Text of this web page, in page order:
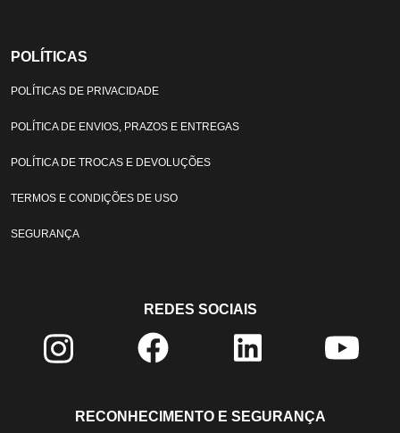
POLÍTICAS
POLÍTICAS DE PRIVACIDADE
POLÍTICA DE ENVIOS, PRAZOS E ENTREGAS
POLÍTICA DE TROCAS E DEVOLUÇÕES
TERMOS E CONDIÇÕES DE USO
SEGURANÇA
REDES SOCIAIS
RECONHECIMENTO E SEGURANÇA